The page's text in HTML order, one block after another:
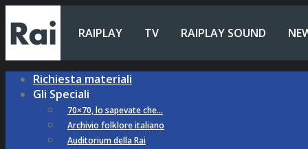
RAIPLAY TV RAIPLAY SOUND
Richiesta materiali
Gli Speciali
70×70, lo sapevate che…
Archivio folklore italiano
Auditorium della Rai